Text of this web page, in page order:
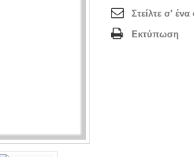
Στείλτε σ' ένα
Εκτύπωση